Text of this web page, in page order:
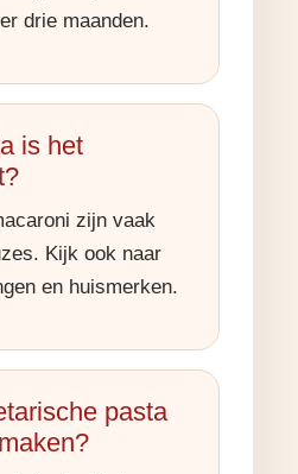
drie maanden.
is het
zijn vaak
Kijk ook naar
en huismerken.
pasta